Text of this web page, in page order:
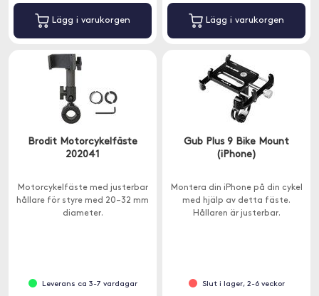
Lägg i varukorgen Lägg i varukorgen
Brodit Motorcykelfäste
202041
Motorcykelfäste med justerbar
hållare för styre med 20–32 mm
diameter.
Leverans ca 3-7 vardagar
Gub Plus 9 Bike Mount
(iPhone)
Montera din iPhone på din cykel
med hjälp av detta fäste.
Hållaren är justerbar.
Slut i lager, 2-6 veckor